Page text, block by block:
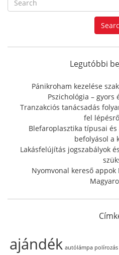
e
r
f
r
:
Legutóbbi
Pánikroham kezelése
Pszichológia – gyors
Tranzakciós tanácsadás
fel
Blefaroplasztika típusai
befolyásol a
Lakásfelújítás jogszabályok
Nyomvonal kereső
ajándék autólámpa polírozás